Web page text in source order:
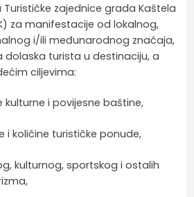
zajednice grada Kaštela
za manifestacije od lokalnog,
i/ili međunarodnog značaja,
turista u destinaciju, a
ciljevima:
kulturne i povijesne baštine,
i količine turističke ponude,
kulturnog, sportskog i ostalih